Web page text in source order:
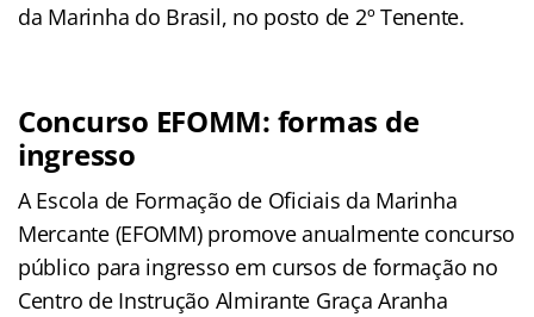
da Marinha do Brasil, no posto de 2º Tenente.
Concurso EFOMM: formas de
ingresso
A Escola de Formação de Oficiais da Marinha
Mercante (EFOMM) promove anualmente concurso
público para ingresso em cursos de formação no
Centro de Instrução Almirante Graça Aranha